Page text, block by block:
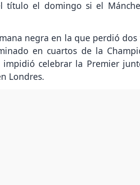
título el domingo si el
negra en la que perdió
en cuartos de la
celebrar la Premier
Londres.